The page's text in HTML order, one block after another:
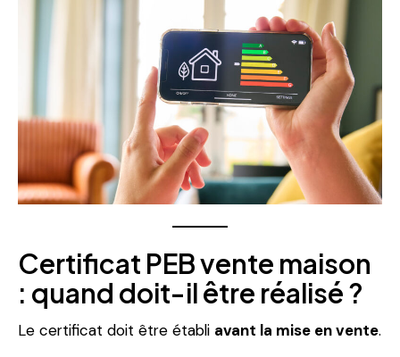
Certificat PEB vente maison
: quand doit-il être réalisé ?
Le certificat doit être établi avant la mise en vente.